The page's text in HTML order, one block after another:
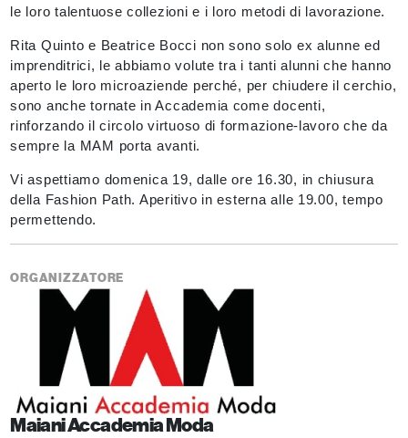
le loro talentuose collezioni e i loro metodi di lavorazione.
Rita Quinto e Beatrice Bocci non sono solo ex alunne ed
imprenditrici, le abbiamo volute tra i tanti alunni che hanno
aperto le loro microaziende perché, per chiudere il cerchio,
sono anche tornate in Accademia come docenti,
rinforzando il circolo virtuoso di formazione-lavoro che da
sempre la MAM porta avanti.
Vi aspettiamo domenica 19, dalle ore 16.30, in chiusura
della Fashion Path. Aperitivo in esterna alle 19.00, tempo
permettendo.
ORGANIZZATORE
Maiani Accademia Moda